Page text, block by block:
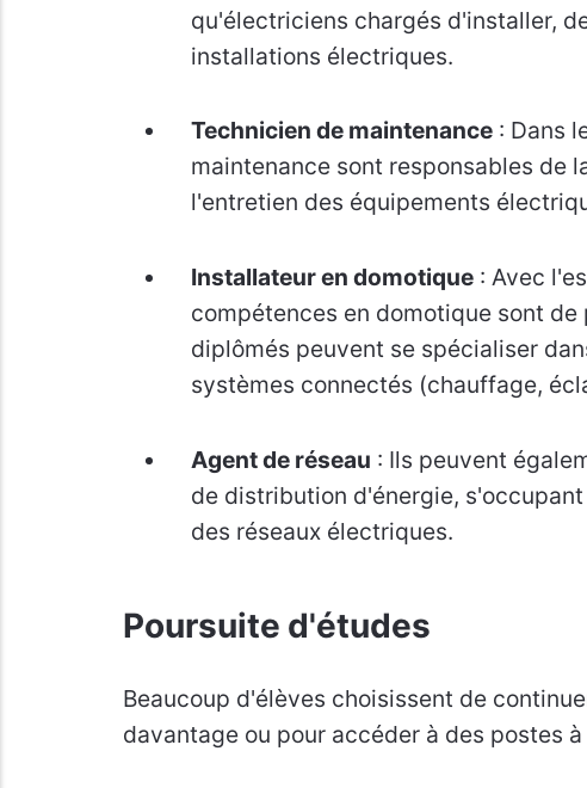
qu'électriciens chargés d'installer,
installations électriques.
Technicien de maintenance: Dans
maintenance sont responsables de
l'entretien des équipements
Installateur en domotique: Avec
compétences en domotique sont de
diplômés peuvent se spécialiser
systèmes connectés (chauffage,
Agent de réseau : Ils peuvent
de distribution d'énergie,
des réseaux électriques.
Poursuite d'études
Beaucoup d'élèves choisissent de
davantage ou pour accéder à des postes